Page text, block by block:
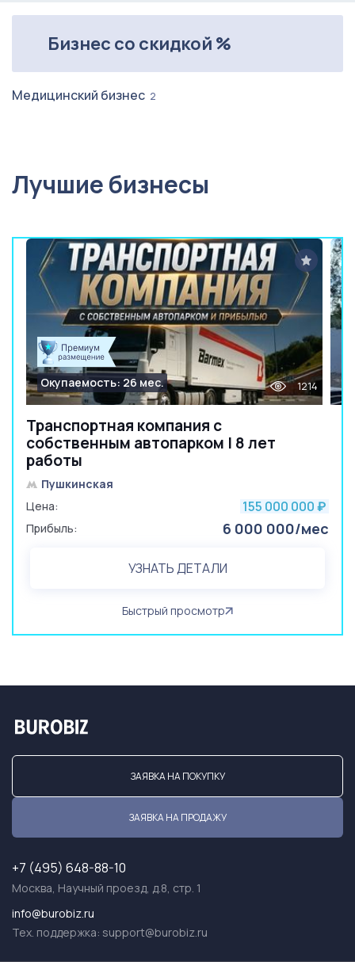
Бизнес со скидкой %
Медицинский бизнес 2
Лучшие бизнесы
Транспортная компания с
собственным автопарком | 8 лет
работы
Окупаемость: 26 мес. 1214
Пушкинская
Цена:
155 000 000 ₽
Прибыль: 6 000 000/мес
УЗНАТЬ ДЕТАЛИ
Быстрый просмотр
ЗАЯВКА НА ПОКУПКУ
ЗАЯВКА НА ПРОДАЖУ
+7 (495) 648-88-10
Москва, Научный проезд, д.8, стр. 1
info@burobiz.ru
Тех. поддержка: support@burobiz.ru